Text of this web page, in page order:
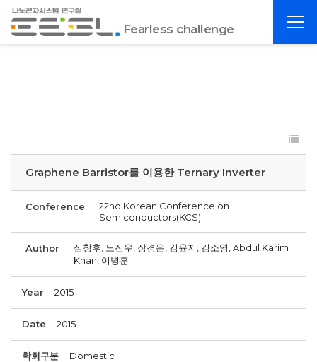
포
항
Fearless challenge
전
Graphene Barristor를 이용한 Ternary Inverter
Conference
22nd Korean Conference on
Semiconductors(KCS)
Author
심창후, 노진우, 장경은, 김윤지, 김소영, Abdul Karim
Khan, 이병훈
Year 2015
Date 2015
학회구분 Domestic